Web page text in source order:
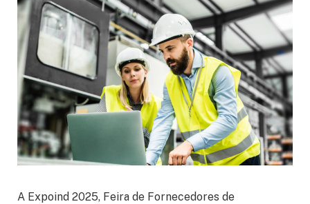
A Expoind 2025, Feira de Fornecedores de